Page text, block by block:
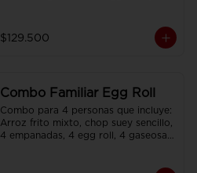
$129.500
Combo Familiar Egg Roll
Combo para 4 personas que incluye:
Arroz frito mixto, chop suey sencillo,
4 empanadas, 4 egg roll, 4 gaseosas,